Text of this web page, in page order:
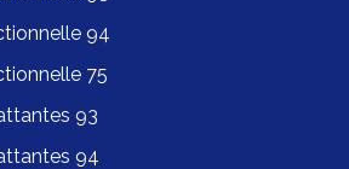
94
75
93
94